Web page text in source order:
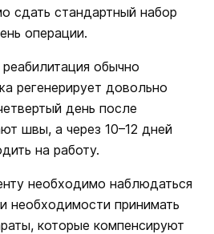
сдать стандартный набор
операции.
обычно
регенерирует довольно
день после
швы, а через 10–12 дней
на работу.
необходимо наблюдаться
необходимости принимать
которые компенсируют